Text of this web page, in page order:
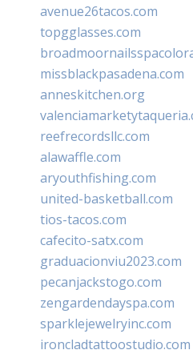
avenue26tacos.com
topgglasses.com
missblackpasadena.com
anneskitchen.org
reefrecordsllc.com
alawaffle.com
aryouthfishing.com
united-basketball.com
tios-tacos.com
cafecito-satx.com
graduacionviu2023.com
pecanjackstogo.com
zengardendayspa.com
sparklejewelryinc.com
ironcladtattoostudio.com